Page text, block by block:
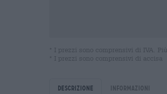
* I prezzi sono comprensivi di IVA. Più
* I prezzi sono comprensivi di accisa
Descrizione Informazioni